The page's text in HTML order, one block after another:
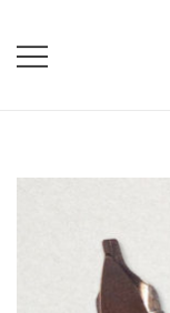
до
вмісту